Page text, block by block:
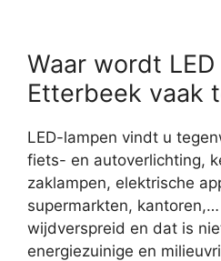
Waar wordt
Etterbeek vaak
LED-lampen vindt u
fiets- en autoverlichting,
zaklampen, elektrische
supermarkten,
wijdverspreid en dat is
energiezuinige en